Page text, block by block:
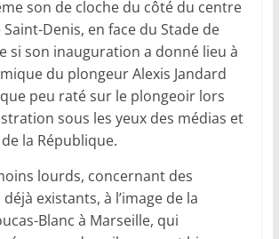
son de cloche du côté du centre
Denis, en face du Stade de
si son inauguration a donné lieu à
du plongeur Alexis Jandard
peu raté sur le plongeoir lors
sous les yeux des médias et
la République.
lourds, concernant des
existants, à l’image de la
Blanc à Marseille, qui